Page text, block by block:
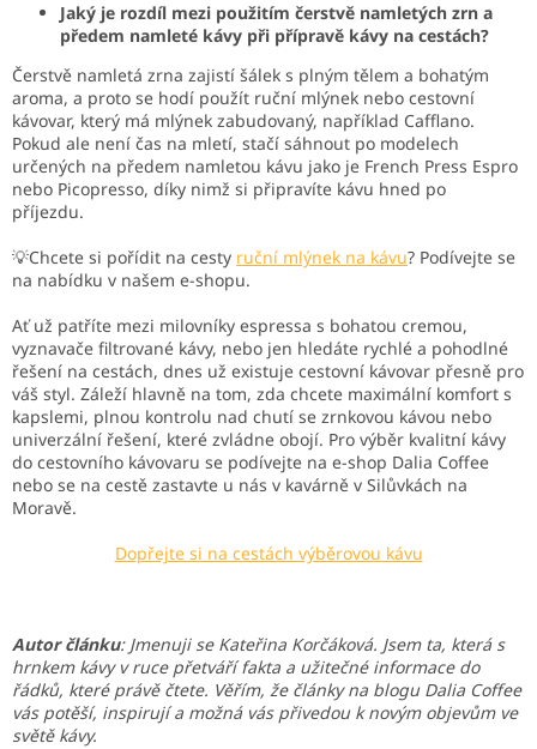
Jaký je rozdíl mezi použitím čerstvě namletých zrn a
předem namleté kávy při přípravě kávy na cestách?
Čerstvě namletá zrna zajistí šálek s plným tělem a bohatým
aroma, a proto se hodí použít ruční mlýnek nebo cestovní
kávovar, který má mlýnek zabudovaný, například Cafflano.
Pokud ale není čas na mletí, stačí sáhnout po modelech
určených na předem namletou kávu jako je French Press Espro
nebo Picopresso, díky nimž si připravíte kávu hned po
příjezdu.
💡Chcete si pořídit na cesty ruční mlýnek na kávu? Podívejte se
na nabídku v našem e-shopu.
Ať už patříte mezi milovníky espressa s bohatou cremou,
vyznavače filtrované kávy, nebo jen hledáte rychlé a pohodlné
řešení na cestách, dnes už existuje cestovní kávovar přesně pro
váš styl. Záleží hlavně na tom, zda chcete maximální komfort s
kapslemi, plnou kontrolu nad chutí se zrnkovou kávou nebo
univerzální řešení, které zvládne obojí. Pro výběr kvalitní kávy
do cestovního kávovaru se podívejte na e-shop Dalia Coffee
nebo se na cestě zastavte u nás v kavárně v Silůvkách na
Moravě.
Dopřejte si na cestách výběrovou kávu
Autor článku: Jmenuji se Kateřina Korčáková. Jsem ta, která s
hrnkem kávy v ruce přetváří fakta a užitečné informace do
řádků, které právě čtete. Věřím, že články na blogu Dalia Coffee
vás potěší, inspirují a možná vás přivedou k novým objevům ve
světě kávy.